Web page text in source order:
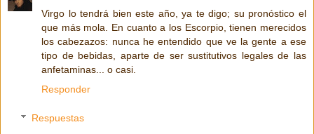
Virgo lo tendrá bien este año, ya te digo; su pronóstico el
que más mola. En cuanto a los Escorpio, tienen merecidos
los cabezazos: nunca he entendido que ve la gente a ese
tipo de bebidas, aparte de ser sustitutivos legales de las
anfetaminas... o casi.
Responder
Respuestas